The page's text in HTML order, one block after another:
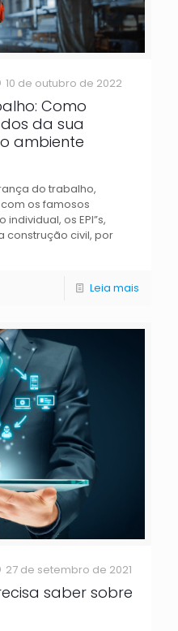
10 de outubro de 2022
Como
da sua
ambiente
do trabalho,
os famosos
os EPI”s,
construção civil, por
Leia mais
27 de setembro de 2021
saber sobre